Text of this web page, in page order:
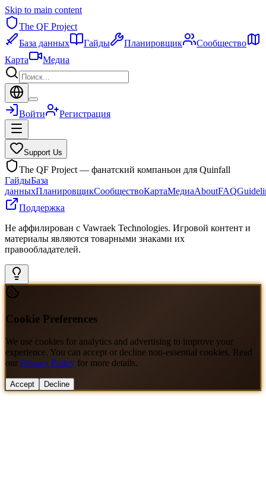
Skip to main content
The QF Project
База данных
Гайды Планировщик
Сообщество
Карта
Медиа
Войти Регистрация
Support Us
The QF Project — фанатский компаньон для Quinfall
ГайдыБаза
данныхПланировщикСообществоКартаМедиаAboutFAQ
Поддержка
Не аффилирован с Vawraek Technologies. Игровой контент и
материалы являются товарными знаками их
правообладателей.
Cookie Preferences
We use cookies for analytics and advertising to improve your
experience. You can accept or decline non-essential cookies. Read
our Privacy Policy for more details.
Accept Decline